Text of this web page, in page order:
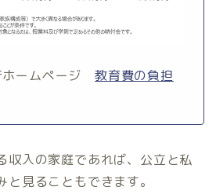
ームページ 教育費の負担
収入の家庭であれば、公立と私
見ることもできます。